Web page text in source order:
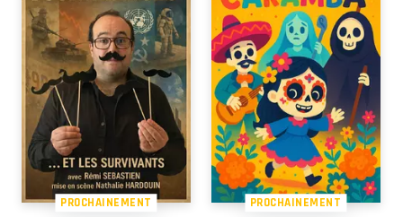
PROCHAINEMENT PROCHAINEMENT